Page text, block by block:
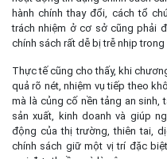
hành chính thay đổi, cách tổ
trách nhiệm ở cơ sở cũng phải
chính sách rất dễ bị trễ nhịp trong
Thực tế cũng cho thấy, khi
quả rõ nét, nhiệm vụ tiếp theo
mà là củng cố nền tảng an sinh,
sản xuất, kinh doanh và giúp
động của thị trường, thiên tai,
chính sách giữ một vị trí đặc